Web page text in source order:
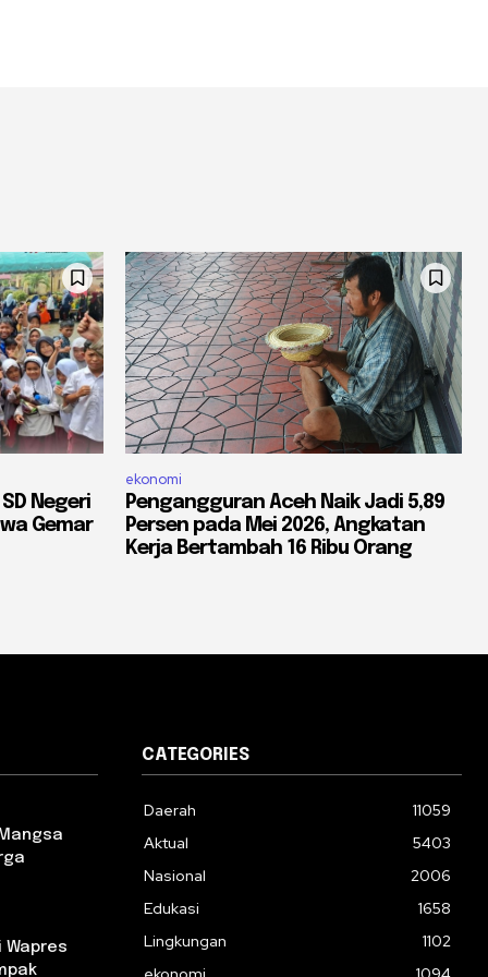
Negeri
Gemar
ekonomi
Pengangguran Aceh Naik Jadi 5,89
Persen pada Mei 2026, Angkatan
Kerja Bertambah 16 Ribu Orang
Wapres
CATEGORIES
Daerah
11059
Aktual
5403
Nasional
2006
Edukasi
1658
Lingkungan
1102